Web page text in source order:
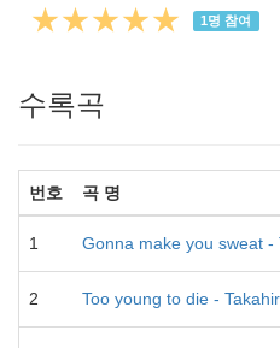
★★★★★ 1명 참여
수록곡
번호 곡 명
1 Gonna make you sweat -
2 Too young to die -